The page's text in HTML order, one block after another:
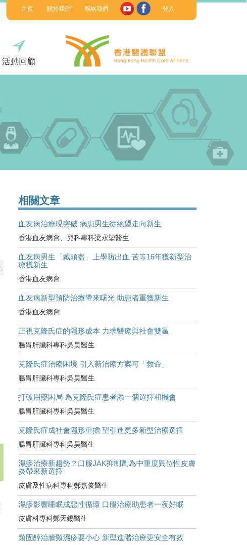
活動回顧
主頁 關於我們 聯絡我們 登入
相關文章
血友病治療現突破 病患男生從絕望走向新生
香港血友病會、兒科專科梁永堃醫生
血友病男生「戴頭盔」上學防出血 苦等16年獲新型治
療獲新生
香港血友病會
血友病新型預防治療帶來曙光 助患者重獲新生
香港血友病會
正視克隆氏症的隱形成本 力求醫療與社會雙贏
腸胃肝臟科專科吳昊醫生
克隆氏症治療困境 引入新治療方案可「救命」
腸胃肝臟科專科吳昊醫生
打破用藥困局 為克隆氏症患者添一個選擇和機會
腸胃肝臟科專科吳昊醫生
克隆氏症成社會隱形重擔 望引進更多新型治療選擇
腸胃肝臟科專科吳昊醫生
濕疹治療新趨勢？口服JAK抑制劑為中重度異位性皮膚
炎帶來新選擇
皮膚及性病科專科鄭嘉俊醫生
濕疹影響睡眠成惡性循環 口服治療助患者一夜好眠
皮膚科專科鄭天錫醫生
類固醇治臉頸濕疹要小心 新型進階治療更安全有效